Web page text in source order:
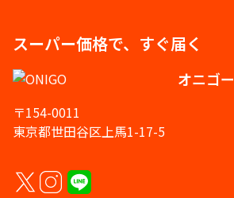
スーパー価格で、すぐ届く
オニゴー
〒154-0011
東京都世田谷区上馬1-17-5